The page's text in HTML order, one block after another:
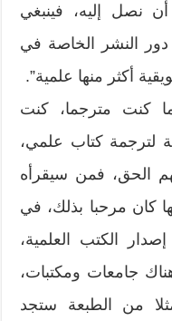
أن نصل إليه، ‬فينبغي
اقتراحات دور النشر الخاصة في
أكثر منها علمية‮”.‬
ويستطرد مغيث موضحا‮: “‬عندما كنت مترجما،‮ ‬كنت
‬لم تكن واحدة منها تتحمس،‮ ‬ولهم الحق،‮ ‬فمن سيقرأه
وأين سيباع؟‮!‬،‮ ‬بينما المجلس وقتها كان مرحبا بذلك،‮ ‬في
الناشر أن نسبة‮ ‬60٪‮ ‬مثلا من الطبعة ستجد